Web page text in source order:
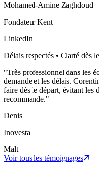
Mohamed-Amine Zaghdoud
Fondateur Kent
LinkedIn
Délais respectés • Clarté dès
"Très professionnel dans les
demande et les délais.
faire dès le départ, évitant les
recommande."
Denis
Inovesta
Malt
Voir tous les témoignages